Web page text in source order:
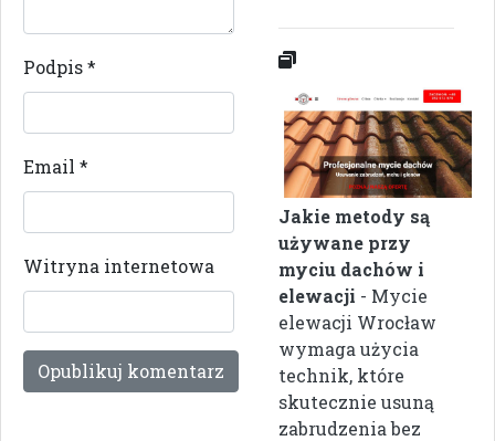
Podpis*
Email *
Witryna internetowa
Jakie metody są
używane przy
myciu dachów i
elewacji - Mycie
elewacji Wrocław
wymaga użycia
technik, które
skutecznie usuną
zabrudzenia bez